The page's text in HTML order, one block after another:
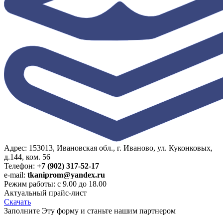
Адрес: 153013, Ивановская обл., г. Иваново, ул. Куконковых,
д.144, ком. 56
Телефон: +7 (902) 317-52-17
e-mail: tkaniprom@yandex.ru
Режим работы: с 9.00 до 18.00
Актуальный прайс-лист
Скачать
Заполните Эту форму и станьте нашим партнером